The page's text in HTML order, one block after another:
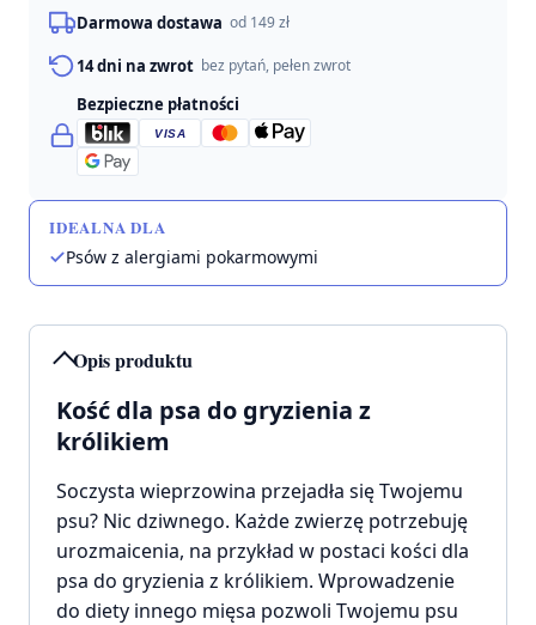
Opis produktu
Kość dla psa do gryzienia z
królikiem
Soczysta wieprzowina przejadła się Twojemu
psu? Nic dziwnego. Każde zwierzę potrzebuję
urozmaicenia, na przykład w postaci kości dla
psa do gryzienia z królikiem. Wprowadzenie
do diety innego mięsa pozwoli Twojemu psu
Darmowa dostawa od 149 zł
14 dni na zwrot bez pytań, pełen zwrot
Bezpieczne płatności
VISA
IDEALNA DLA
Psów z alergiami pokarmowymi